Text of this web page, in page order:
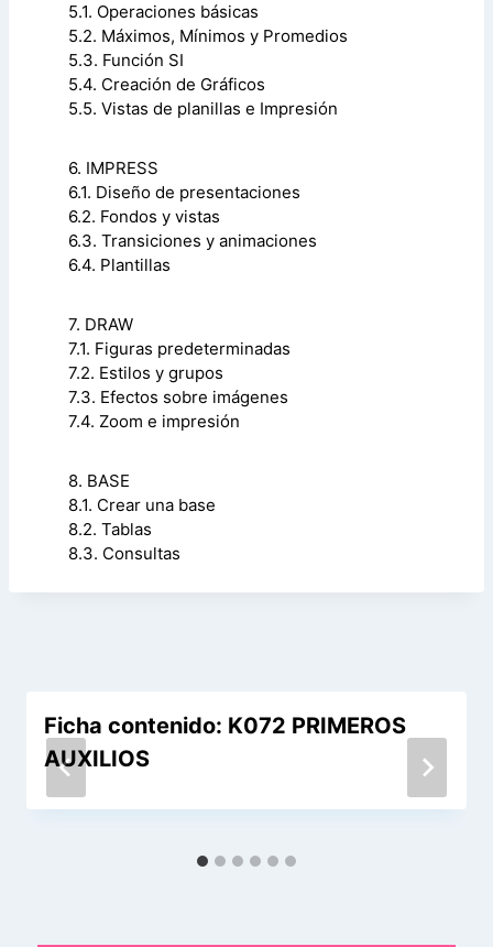
5.1. Operaciones básicas
5.2. Máximos, Mínimos y Promedios
5.3. Función SI
5.4. Creación de Gráficos
5.5. Vistas de planillas e Impresión
6. IMPRESS
6.1. Diseño de presentaciones
6.2. Fondos y vistas
6.3. Transiciones y animaciones
6.4. Plantillas
7. DRAW
7.1. Figuras predeterminadas
7.2. Estilos y grupos
7.3. Efectos sobre imágenes
7.4. Zoom e impresión
8. BASE
8.1. Crear una base
8.2. Tablas
8.3. Consultas
Ficha contenido: K072 PRIMEROS
AUXILIOS